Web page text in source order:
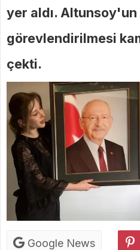
yer aldı.
görevlendirilmesi
çekti.
Google News